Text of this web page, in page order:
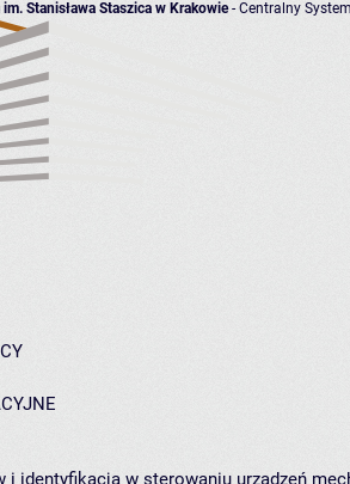
Stanisława Staszica w Krakowie- Centralny
i identyfikacja w sterowaniu urządzeń